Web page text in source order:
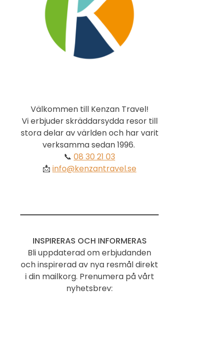
Välkommen till Kenzan Travel!
Vi erbjuder skräddarsydda resor till
stora delar av världen och har varit
verksamma sedan 1996.
📞 08 30 21 03
📩 info@kenzantravel.se
INSPIRERAS OCH INFORMERAS
Bli uppdaterad om erbjudanden
och inspirerad av nya resmål direkt
i din mailkorg. Prenumera på vårt
nyhetsbrev: